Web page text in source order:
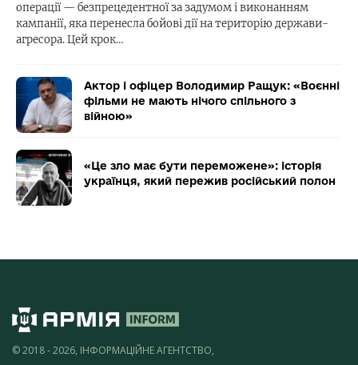
операції — безпрецедентної за задумом і виконанням
кампанії, яка перенесла бойові дії на територію держави-
агресора. Цей крок…
Актор і офіцер Володимир Ращук: «Воєнні
фільми не мають нічого спільного з
війною»
«Це зло має бути переможене»: історія
українця, який пережив російський полон
© 2018 - 2026, ІНФОРМАЦІЙНЕ АГЕНТСТВО,